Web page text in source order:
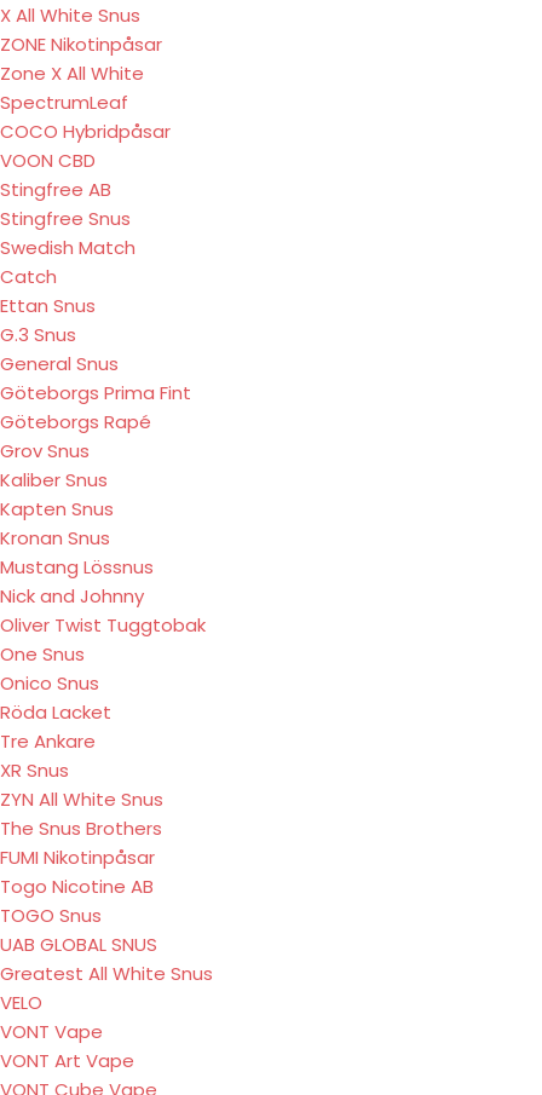
X All White Snus
ZONE Nikotinpåsar
Zone X All White
SpectrumLeaf
COCO Hybridpåsar
VOON CBD
Stingfree AB
Stingfree Snus
Swedish Match
Catch
Ettan Snus
G.3 Snus
General Snus
Göteborgs Prima Fint
Göteborgs Rapé
Grov Snus
Kaliber Snus
Kapten Snus
Kronan Snus
Mustang Lössnus
Nick and Johnny
Oliver Twist Tuggtobak
One Snus
Onico Snus
Röda Lacket
Tre Ankare
XR Snus
ZYN All White Snus
The Snus Brothers
FUMI Nikotinpåsar
Togo Nicotine AB
TOGO Snus
UAB GLOBAL SNUS
Greatest All White Snus
VELO
VONT Vape
VONT Art Vape
VONT Cube Vape